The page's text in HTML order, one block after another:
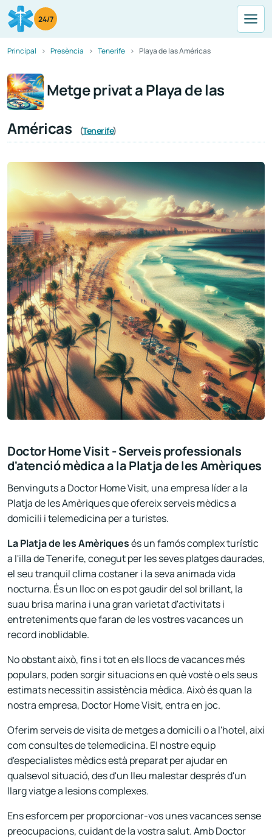
24/7
Principal Presència Tenerife Playa de las Américas
Metge privat a Playa de las
Américas
(Tenerife)
Doctor Home Visit - Serveis professionals
d'atenció mèdica a la Platja de les Amèriques
Benvinguts a Doctor Home Visit, una empresa líder a la
Platja de les Amèriques que ofereix serveis mèdics a
domicili i telemedicina per a turistes.
La Platja de les Amèriquesés un famós complex turístic
a l'illa de Tenerife, conegut per les seves platges daurades,
el seu tranquil clima costaner i la seva animada vida
nocturna. És un lloc on es pot gaudir del sol brillant, la
suau brisa marina i una gran varietat d'activitats i
entreteniments que faran de les vostres vacances un
record inoblidable.
No obstant això, fins i tot en els llocs de vacances més
populars, poden sorgir situacions en què vostè o els seus
estimats necessitin assistència mèdica. Això és quan la
nostra empresa, Doctor Home Visit, entra en joc.
Oferim serveis de visita de metges a domicili o a l'hotel, així
com consultes de telemedicina. El nostre equip
d'especialistes mèdics està preparat per ajudar en
qualsevol situació, des d'un lleu malestar després d'un
llarg viatge a lesions complexes.
Ens esforcem per proporcionar-vos unes vacances sense
preocupacions, cuidant de la vostra salut. Amb Doctor